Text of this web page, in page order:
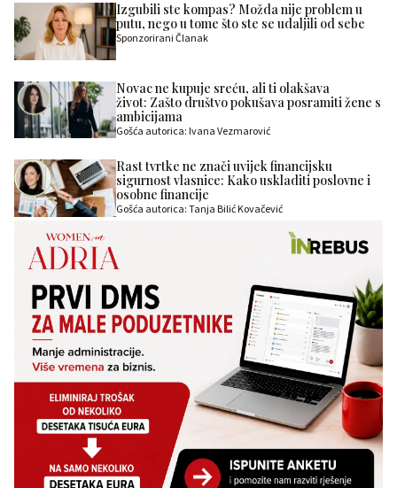
Izgubili ste kompas? Možda nije problem u
putu, nego u tome što ste se udaljili od sebe
Sponzorirani Članak
Novac ne kupuje sreću, ali ti olakšava
život: Zašto društvo pokušava posramiti žene s
ambicijama
Gošća autorica: Ivana Vezmarović
Rast tvrtke ne znači uvijek financijsku
sigurnost vlasnice: Kako uskladiti poslovne i
osobne financije
Gošća autorica: Tanja Bilić Kovačević